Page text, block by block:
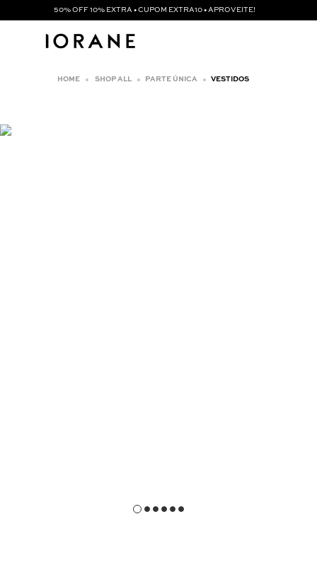
50% OFF 10% EXTRA • CUPOM EXTRA10 • APROVEITE!
SHOP ALL PARTE ÚNICA VESTIDOS